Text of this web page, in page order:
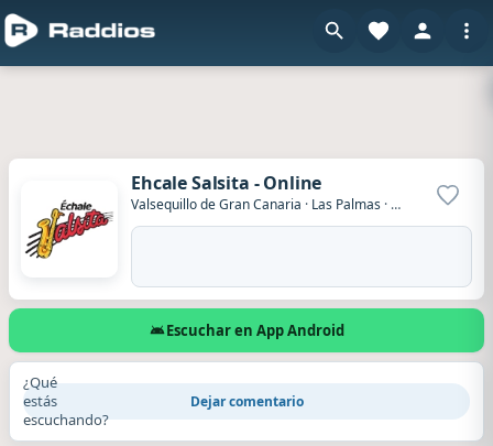
Ehcale Salsita - Online
Valsequillo de Gran Canaria · Las Palmas · España
Escuchar en App Android
¿Qué
estás
escuchando?
Dejar comentario